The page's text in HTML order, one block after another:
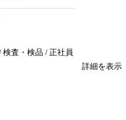
検査・検品 / 正社員
詳細を表示